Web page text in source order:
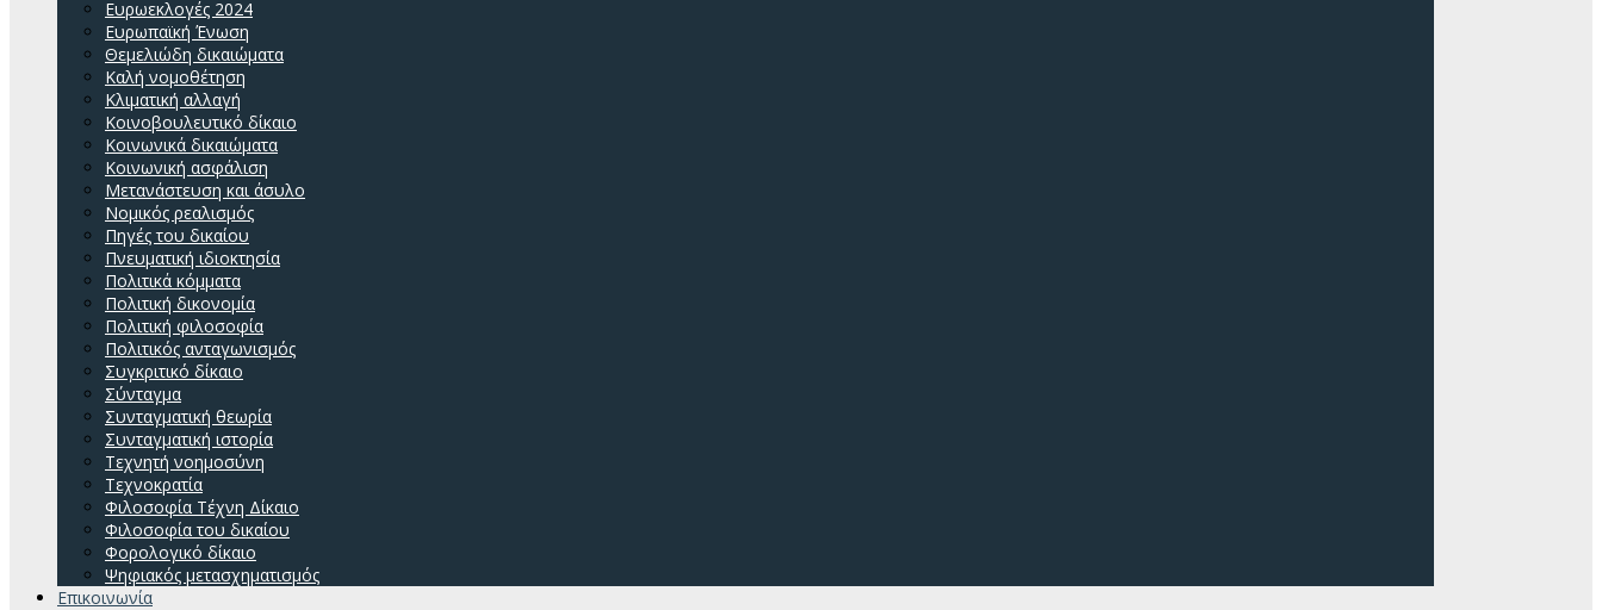
Ευρωεκλογές 2024
Ευρωπαϊκή Ένωση
Θεμελιώδη δικαιώματα
Καλή νομοθέτηση
Κλιματική αλλαγή
Κοινοβουλευτικό δίκαιο
Κοινωνικά δικαιώματα
Κοινωνική ασφάλιση
Μετανάστευση και άσυλο
Νομικός ρεαλισμός
Πηγές του δικαίου
Πνευματική ιδιοκτησία
Πολιτικά κόμματα
Πολιτική δικονομία
Πολιτική φιλοσοφία
Πολιτικός ανταγωνισμός
Συγκριτικό δίκαιο
Σύνταγμα
Συνταγματική θεωρία
Συνταγματική ιστορία
Τεχνητή νοημοσύνη
Τεχνοκρατία
Φιλοσοφία Τέχνη Δίκαιο
Φιλοσοφία του δικαίου
Φορολογικό δίκαιο
Ψηφιακός μετασχηματισμός
Επικοινωνία